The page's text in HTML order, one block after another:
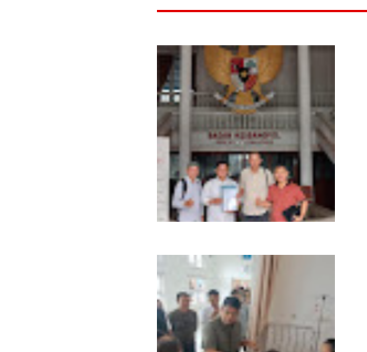
MIO Indonesia Sumut
Resmi Daftarkan
Organisasi ke
Kesbangpol, Langkah
Awal Perkuat